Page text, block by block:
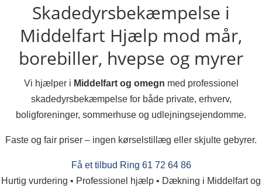
Skadedyrsbekæmpelse i
Middelfart Hjælp mod mår,
borebiller, hvepse og myrer
Vi hjælper i Middelfart og omegn med professionel
skadedyrsbekæmpelse for både private, erhverv,
boligforeninger, sommerhuse og udlejningsejendomme.
Faste og fair priser – ingen kørselstillæg eller skjulte gebyrer.
Få et tilbud Ring 61 72 64 86
Hurtig vurdering • Professionel hjælp • Dækning i Middelfart og